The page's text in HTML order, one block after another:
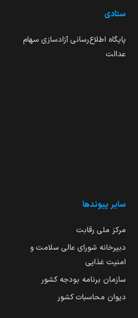
ستادی
پایگاه اطلاع‌رسانی آزادسازی سهام
عدالت
سایر پیوندها
مرکز ملی رقابت
دبیرخانه شورای عالی سلامت و
امنیت غذایی
سازمان برنامه بودجه کشور
دیوان محاسبات کشور